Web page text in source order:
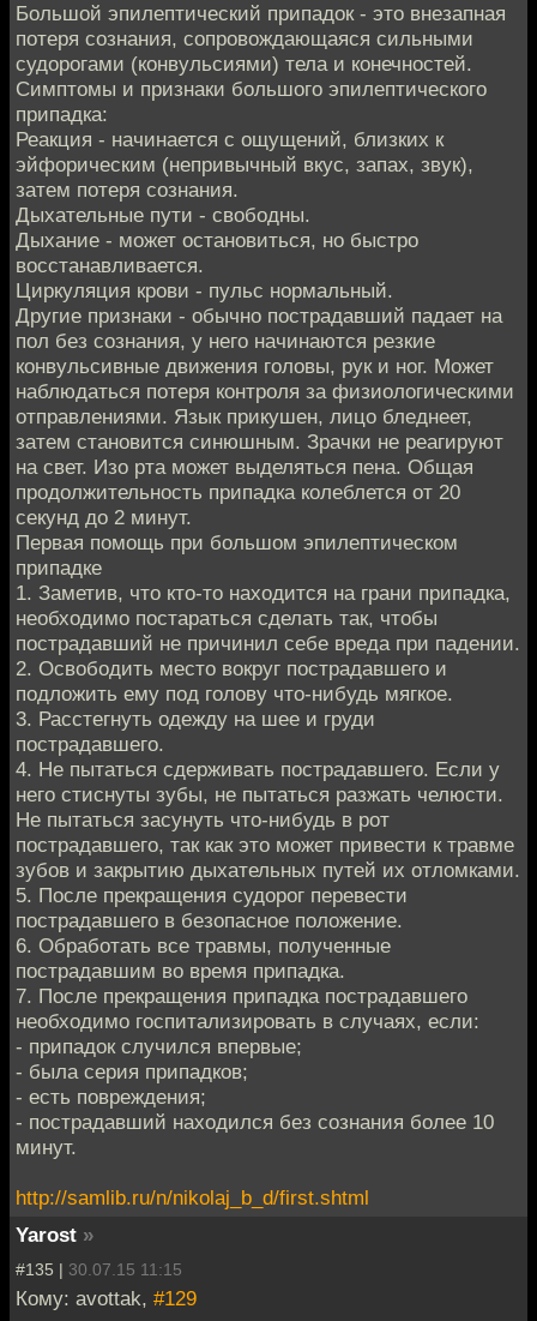
Большой эпилептический припадок - это внезапная
потеря сознания, сопровождающаяся сильными
судорогами (конвульсиями) тела и конечностей.
Симптомы и признаки большого эпилептического
припадка:
Реакция - начинается с ощущений, близких к
эйфорическим (непривычный вкус, запах, звук),
затем потеря сознания.
Дыхательные пути - свободны.
Дыхание - может остановиться, но быстро
восстанавливается.
Циркуляция крови - пульс нормальный.
Другие признаки - обычно пострадавший падает на
пол без сознания, у него начинаются резкие
конвульсивные движения головы, рук и ног. Может
наблюдаться потеря контроля за физиологическими
отправлениями. Язык прикушен, лицо бледнеет,
затем становится синюшным. Зрачки не реагируют
на свет. Изо рта может выделяться пена. Общая
продолжительность припадка колеблется от 20
секунд до 2 минут.
Первая помощь при большом эпилептическом
припадке
1. Заметив, что кто-то находится на грани припадка,
необходимо постараться сделать так, чтобы
пострадавший не причинил себе вреда при падении.
2. Освободить место вокруг пострадавшего и
подложить ему под голову что-нибудь мягкое.
3. Расстегнуть одежду на шее и груди
пострадавшего.
4. Не пытаться сдерживать пострадавшего. Если у
него стиснуты зубы, не пытаться разжать челюсти.
Не пытаться засунуть что-нибудь в рот
пострадавшего, так как это может привести к травме
зубов и закрытию дыхательных путей их отломками.
5. После прекращения судорог перевести
пострадавшего в безопасное положение.
6. Обработать все травмы, полученные
пострадавшим во время припадка.
7. После прекращения припадка пострадавшего
необходимо госпитализировать в случаях, если:
- припадок случился впервые;
- была серия припадков;
- есть повреждения;
- пострадавший находился без сознания более 10
минут.
http://samlib.ru/n/nikolaj_b_d/first.shtml
Yarost »
#135 | 30.07.15 11:15
Кому: avottak, #129